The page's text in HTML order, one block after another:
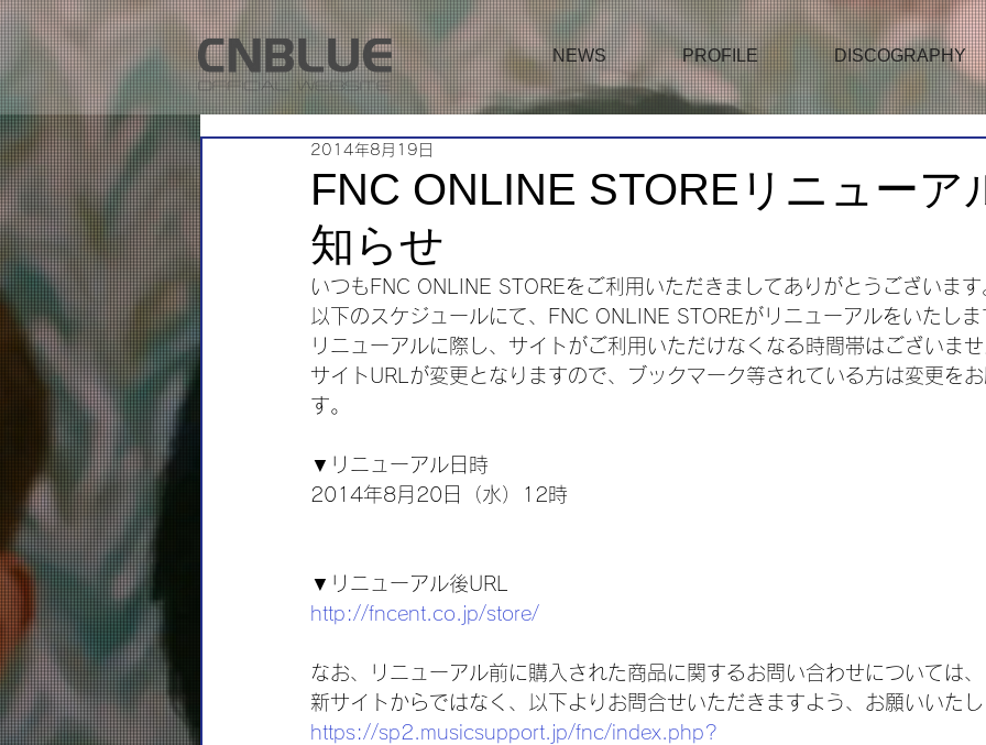
NEWS PROFILE DISCOGRAPHY
FNC ONLINE STOREリニューア
知らせ
2014年8月19日
いつもFNC ONLINE STOREをご利用いただきましてありがとうございます
以下のスケジュールにて、FNC ONLINE STOREがリニューアルをいたしま
リニューアルに際し、サイトがご利用いただけなくなる時間帯はございま
サイトURLが変更となりますので、ブックマーク等されている方は変更を
す。
▼リニューアル日時
2014年8月20日（水）12時
▼リニューアル後URL
http://fncent.co.jp/store/
なお、リニューアル前に購入された商品に関するお問い合わせについては、
新サイトからではなく、以下よりお問合せいただきますよう、お願いいた
https://sp2.musicsupport.jp/fnc/index.php?